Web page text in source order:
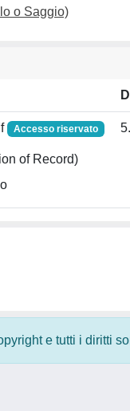
o Saggio)
Accesso riservato
of Record)
e tutti i diritti